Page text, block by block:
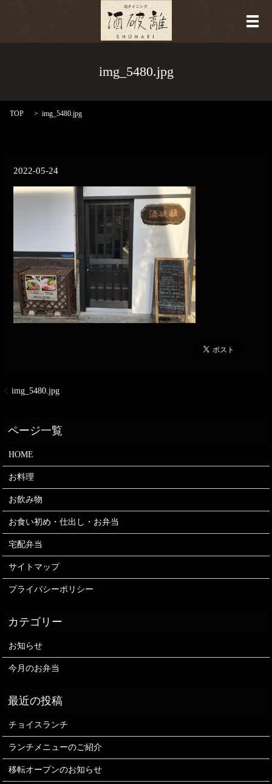
メ
img_5480.jpg
TOP img_5480.jpg
2022-05-24
img_5480.jpg
HOME
お料理
お飲み物
お食い初め・仕出し・お弁当
宅配弁当
サイトマップ
プライバシーポリシー
お知らせ
今月のお弁当
チョイスランチ
ランチメニューのご紹介
移転オープンのお知らせ